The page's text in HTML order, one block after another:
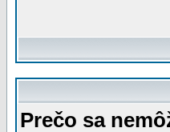
Prečo sa